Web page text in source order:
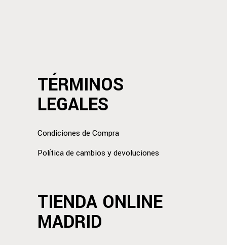
TÉRMINOS
LEGALES
Condiciones de Compra
Política de cambios y devoluciones
TIENDA ONLINE
MADRID